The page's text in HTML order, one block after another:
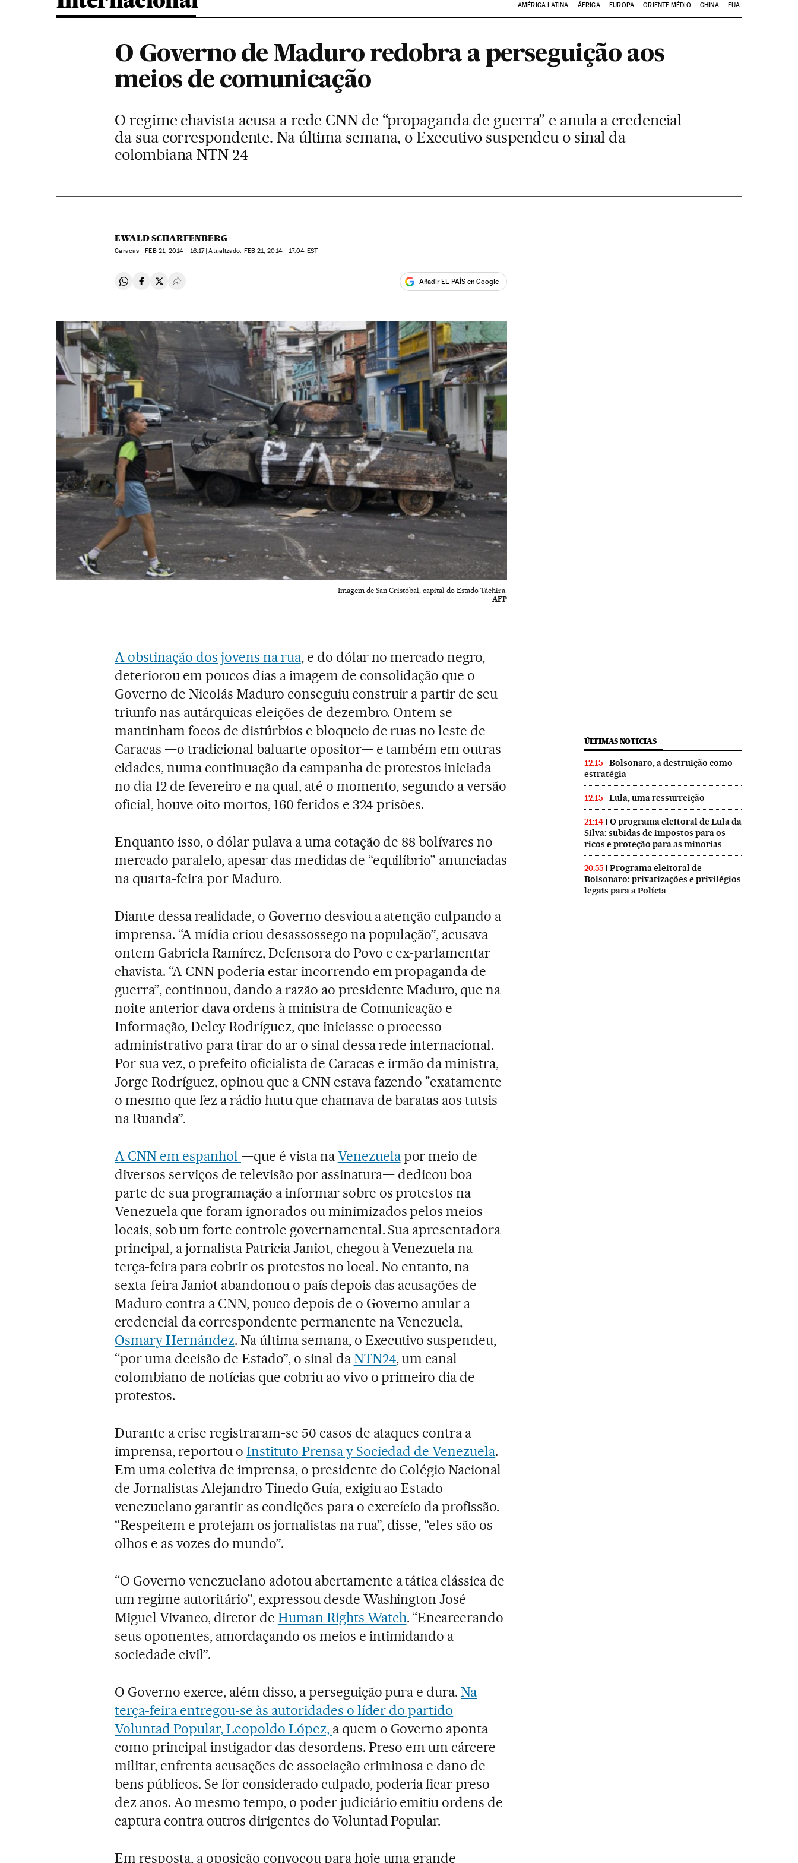
AMÉRICA LATINA ÁFRICA EUROPA ORIENTE MÉDIO CHINA EUA
O Governo de Maduro redobra a perseguição aos
meios de comunicação
O regime chavista acusa a rede CNN de “propaganda de guerra” e anula a credencial
da sua correspondente. Na última semana, o Executivo suspendeu o sinal da
colombiana NTN 24
EWALD SCHARFENBERG
Caracas -FEB21, 2014 - 16:17 atualizado: FEB21, 2014 - 17:04 EST
Compartir en Whatsapp
Compartir en Facebook
Compartir en Twitter
Desplegar Redes Sociales Añadir EL PAÍS en Google
Imagem de San Cristóbal, capital do Estado Táchira.
AFP
A obstinação dos jovens na rua, e do dólar no mercado negro,
deteriorou em poucos dias a imagem de consolidação que o
Governo de Nicolás Maduro conseguiu construir a partir de seu
triunfo nas autárquicas eleições de dezembro. Ontem se
mantinham focos de distúrbios e bloqueio de ruas no leste de
Caracas —o tradicional baluarte opositor— e também em outras
cidades, numa continuação da campanha de protestos iniciada
no dia 12 de fevereiro e na qual, até o momento, segundo a versão
oficial, houve oito mortos, 160 feridos e 324 prisões.
Enquanto isso, o dólar pulava a uma cotação de 88 bolívares no
mercado paralelo, apesar das medidas de “equilíbrio” anunciadas
na quarta-feira por Maduro.
Diante dessa realidade, o Governo desviou a atenção culpando a
imprensa. “A mídia criou desassossego na população”, acusava
ontem Gabriela Ramírez, Defensora do Povo e ex-parlamentar
chavista. “A CNN poderia estar incorrendo em propaganda de
guerra”, continuou, dando a razão ao presidente Maduro, que na
noite anterior dava ordens à ministra de Comunicação e
Informação, Delcy Rodríguez, que iniciasse o processo
administrativo para tirar do ar o sinal dessa rede internacional.
Por sua vez, o prefeito oficialista de Caracas e irmão da ministra,
Jorge Rodríguez, opinou que a CNN estava fazendo "exatamente
o mesmo que fez a rádio hutu que chamava de baratas aos tutsis
na Ruanda”.
A CNN em espanhol —que é vista naVenezuelapor meio de
diversos serviços de televisão por assinatura— dedicou boa
parte de sua programação a informar sobre os protestos na
Venezuela que foram ignorados ou minimizados pelos meios
locais, sob um forte controle governamental. Sua apresentadora
principal, a jornalista Patricia Janiot, chegou à Venezuela na
terça-feira para cobrir os protestos no local. No entanto, na
sexta-feira Janiot abandonou o país depois das acusações de
Maduro contra a CNN, pouco depois de o Governo anular a
credencial da correspondente permanente na Venezuela,
Osmary Hernández. Na última semana, o Executivo suspendeu,
“por uma decisão de Estado”, o sinal daNTN24, um canal
colombiano de notícias que cobriu ao vivo o primeiro dia de
protestos.
Durante a crise registraram-se 50 casos de ataques contra a
imprensa, reportou o Instituto Prensa y Sociedad de Venezuela.
Em uma coletiva de imprensa, o presidente do Colégio Nacional
de Jornalistas Alejandro Tinedo Guía, exigiu ao Estado
venezuelano garantir as condições para o exercício da profissão.
“Respeitem e protejam os jornalistas na rua”, disse, “eles são os
olhos e as vozes do mundo”.
“O Governo venezuelano adotou abertamente a tática clássica de
um regime autoritário”, expressou desde Washington José
Miguel Vivanco, diretor de Human Rights Watch. “Encarcerando
seus oponentes, amordaçando os meios e intimidando a
sociedade civil”.
O Governo exerce, além disso, a perseguição pura e dura.Na
terça-feira entregou-se às autoridades o líder do partido
Voluntad Popular, Leopoldo López, a quem o Governo aponta
como principal instigador das desordens. Preso em um cárcere
militar, enfrenta acusações de associação criminosa e dano de
bens públicos. Se for considerado culpado, poderia ficar preso
dez anos. Ao mesmo tempo, o poder judiciário emitiu ordens de
captura contra outros dirigentes do Voluntad Popular.
Em resposta, a oposição convocou para hoje uma grande
ÚLTIMAS NOTICIAS
12:15
Bolsonaro, a destruição como
estratégia
12:15 Lula, uma ressurreição
21:14
O programa eleitoral de Lula da
Silva: subidas de impostos para os
ricos e proteção para as minorias
20:55
Programa eleitoral de
Bolsonaro: privatizações e privilégios
legais para a Polícia